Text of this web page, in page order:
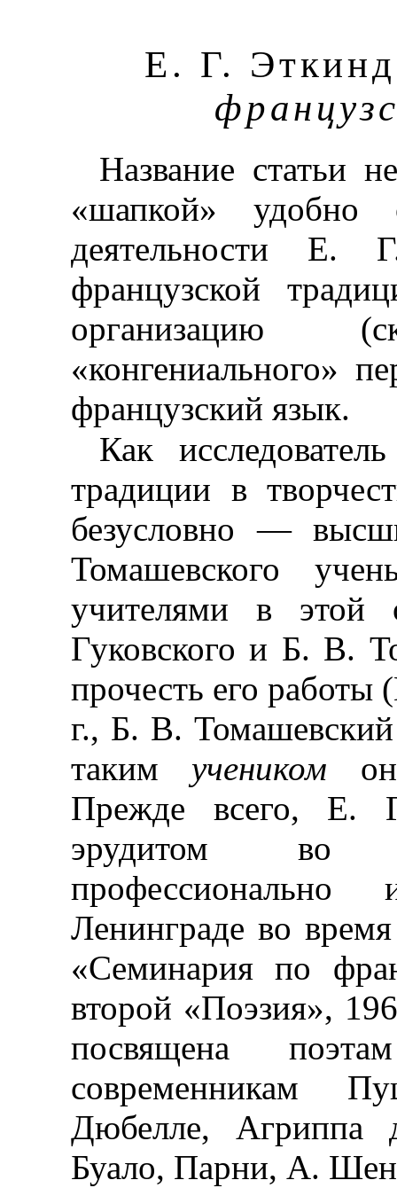
Е. Г.
Название статьи
«шапкой» удобно
деятельности Е.
французской
«конгениального»
французский язык.
Как
традиции в
безусловно —
Томашевского
учителями в
Гуковского и Б. В.
прочесть его
г., Б. В.
таким учеником
Прежде всего, Е.
эрудитом во
Ленинграде во время
«Семинария по
второй «Поэзия»,
посвящена
современникам
Дюбелле, Агриппа
Буало, Парни, А.